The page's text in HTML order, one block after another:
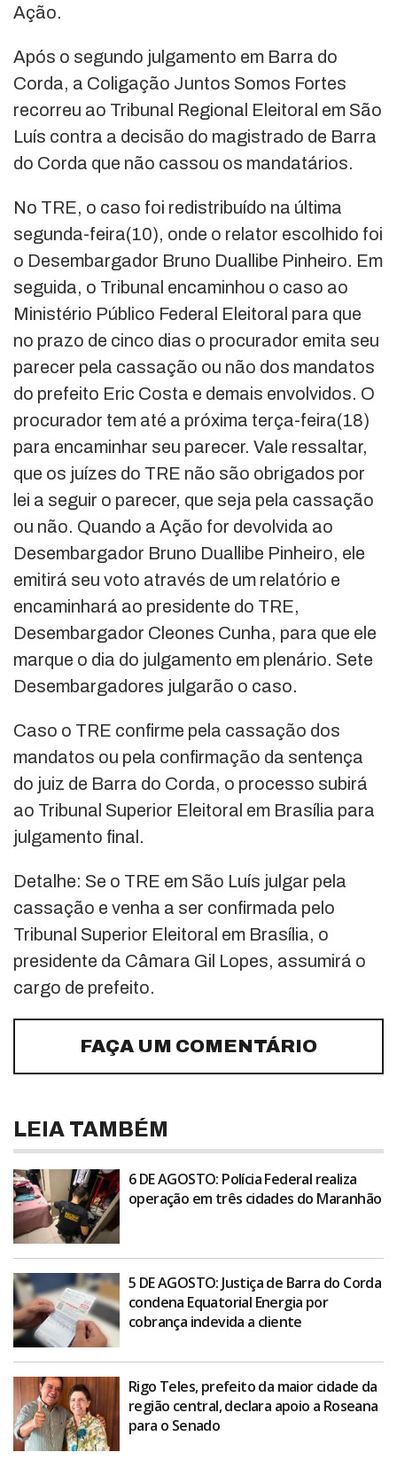
Ação.
Após o segundo julgamento em Barra do
Corda, a Coligação Juntos Somos Fortes
recorreu ao Tribunal Regional Eleitoral em São
Luís contra a decisão do magistrado de Barra
do Corda que não cassou os mandatários.
No TRE, o caso foi redistribuído na última
segunda-feira(10), onde o relator escolhido foi
o Desembargador Bruno Duallibe Pinheiro. Em
seguida, o Tribunal encaminhou o caso ao
Ministério Público Federal Eleitoral para que
no prazo de cinco dias o procurador emita seu
parecer pela cassação ou não dos mandatos
do prefeito Eric Costa e demais envolvidos. O
procurador tem até a próxima terça-feira(18)
para encaminhar seu parecer. Vale ressaltar,
que os juízes do TRE não são obrigados por
lei a seguir o parecer, que seja pela cassação
ou não. Quando a Ação for devolvida ao
Desembargador Bruno Duallibe Pinheiro, ele
emitirá seu voto através de um relatório e
encaminhará ao presidente do TRE,
Desembargador Cleones Cunha, para que ele
marque o dia do julgamento em plenário. Sete
Desembargadores julgarão o caso.
Caso o TRE confirme pela cassação dos
mandatos ou pela confirmação da sentença
do juiz de Barra do Corda, o processo subirá
ao Tribunal Superior Eleitoral em Brasília para
julgamento final.
Detalhe: Se o TRE em São Luís julgar pela
cassação e venha a ser confirmada pelo
Tribunal Superior Eleitoral em Brasília, o
presidente da Câmara Gil Lopes, assumirá o
cargo de prefeito.
FAÇA UM COMENTÁRIO
LEIA TAMBÉM
6 DE AGOSTO: Polícia Federal realiza
operação em três cidades do Maranhão
5 DE AGOSTO: Justiça de Barra do Corda
condena Equatorial Energia por
cobrança indevida a cliente
Rigo Teles, prefeito da maior cidade da
região central, declara apoio a Roseana
para o Senado